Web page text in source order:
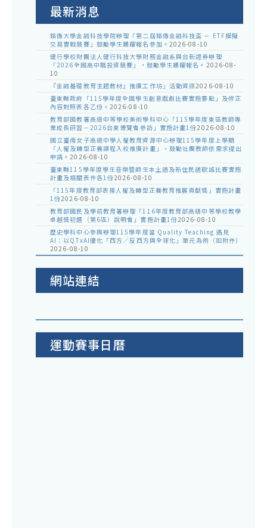
最新消息
銘傳大學金融科技學院辦理「第二屆銘傳金融科技盃 － ETF模擬
交易實戰競賽」鼓勵學生踴躍報名參加。 2026-08-10
健行學校財團法人健行科技大學財務金融系與台新證券辦理
「2026全國高中職投資競賽」，鼓勵學生踴躍報名。 2026-08-
10
『金融基礎教育主題教材』推廣工作坊」活動資訊2026-08-10
臺東縣政府「115學年度全國學生創意戲劇比賽實施要點」及修正
內容對照表各乙份。 2026-08-10
教育部國教署高級中等學校美術學科中心「115學年度東區教師專
業成長研習－2026台東博覽會參訪」實施計畫1份2026-08-10
國立臺南女子高級中學人權教育資源中心辦理115學年度上學期
「人權及轉型正義課程入校推廣計畫」，鼓勵社團教師依需求提出
申請。2026-08-10
臺東縣115學年度學生音樂暨師生本土語及新住民語歌謠比賽實施
計畫及相關表件各1份2026-08-10
「115年度教育部表揚人權及轉型正義教育推展貢獻獎」實施計畫
1份2026-08-10
教育部國民及學前教育署辦理「116年度教育部高級中等學校教學
卓越獎初選（第6區）說明會」實施計畫1份2026-08-10
歷史學科中心參與辦理115學年度當 Quality Teaching 遇見
AI：以QTxAI優化「西方／反西方與全球化」單元為例（如附件）
2026-08-10
網站連結
運動賽事日曆